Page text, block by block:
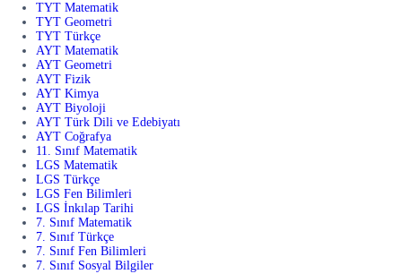
TYT Matematik
TYT Geometri
TYT Türkçe
AYT Matematik
AYT Geometri
AYT Fizik
AYT Kimya
AYT Biyoloji
AYT Türk Dili ve Edebiyatı
AYT Coğrafya
11. Sınıf Matematik
LGS Matematik
LGS Türkçe
LGS Fen Bilimleri
LGS İnkılap Tarihi
7. Sınıf Matematik
7. Sınıf Türkçe
7. Sınıf Fen Bilimleri
7. Sınıf Sosyal Bilgiler